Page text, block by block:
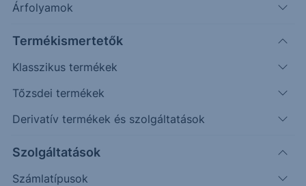
Árfolyamok
Termékismertetők
Klasszikus termékek
Tőzsdei termékek
Derivatív termékek és szolgáltatások
Szolgáltatások
Számlatípusok
pályázat halasztásra kerül - méghozzá bizonytalan
mezőgazdasági géppiac.